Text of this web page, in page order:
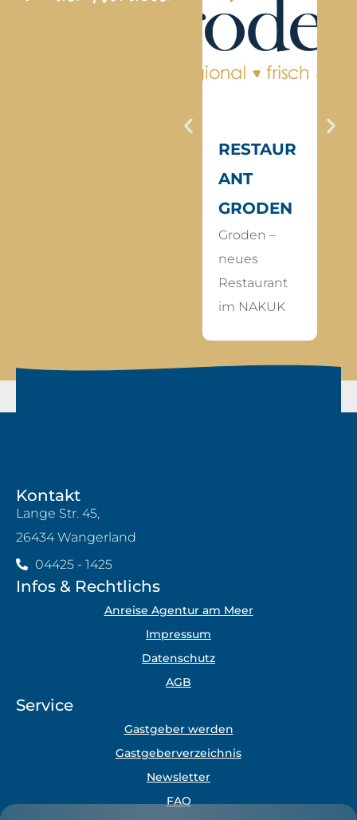
RESTAUR
ANT
GRODEN
Groden –
neues
Restaurant
im NAKUK
Kontakt
Lange Str. 45,
26434 Wangerland
04425 - 1425
Infos & Rechtlichs
Anreise Agentur am Meer
Impressum
Datenschutz
AGB
Service
Gastgeber werden
Gastgeberverzeichnis
Newsletter
FAQ